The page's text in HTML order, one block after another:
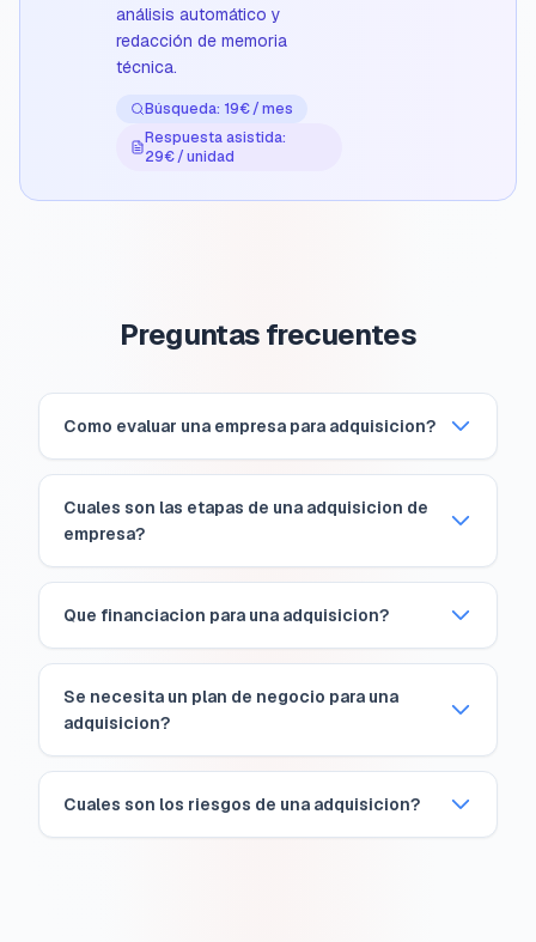
análisis automático y
redacción de memoria
técnica.
Búsqueda: 19€ / mes
Respuesta asistida:
29€ / unidad
Preguntas frecuentes
Como evaluar una empresa para adquisicion?
Cuales son las etapas de una adquisicion de
empresa?
Que financiacion para una adquisicion?
Se necesita un plan de negocio para una
adquisicion?
Cuales son los riesgos de una adquisicion?